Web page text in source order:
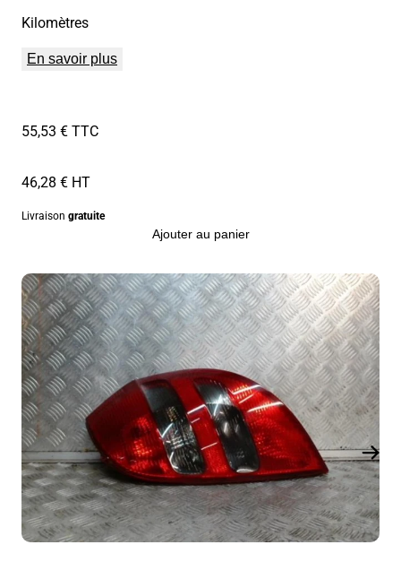
Kilomètres
En savoir plus
55,53 € TTC
46,28 € HT
Livraison gratuite
Ajouter au panier